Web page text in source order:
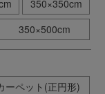
350×350cm
350×500cm
ーペット(正円形)